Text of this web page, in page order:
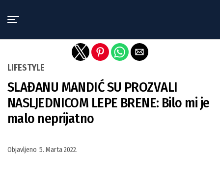
LIFESTYLE
SLAĐANU MANDIĆ SU PROZVALI
NASLJEDNICOM LEPE BRENE: Bilo mi je
malo neprijatno
Objavljeno 5. Marta 2022.